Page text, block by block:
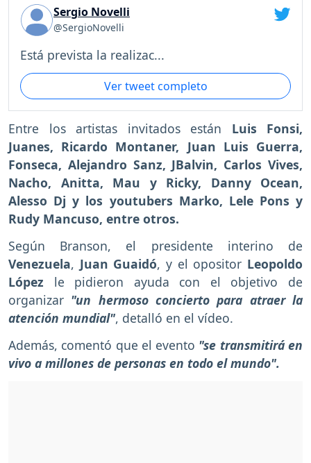
Sergio Novelli
@SergioNovelli
Está prevista la realizac...
Ver tweet completo
Entre los artistas invitados están Luis Fonsi,
Juanes, Ricardo Montaner, Juan Luis Guerra,
Fonseca, Alejandro Sanz, JBalvin, Carlos Vives,
Nacho, Anitta, Mau y Ricky, Danny Ocean,
Alesso Dj y los youtubers Marko, Lele Pons y
Rudy Mancuso, entre otros.
Según Branson, el presidente interino de
Venezuela, Juan Guaidó, y el opositor Leopoldo
López le pidieron ayuda con el objetivo de
organizar "un hermoso concierto para atraer la
atención mundial", detalló en el vídeo.
Además, comentó que el evento "se transmitirá en
vivo a millones de personas en todo el mundo".